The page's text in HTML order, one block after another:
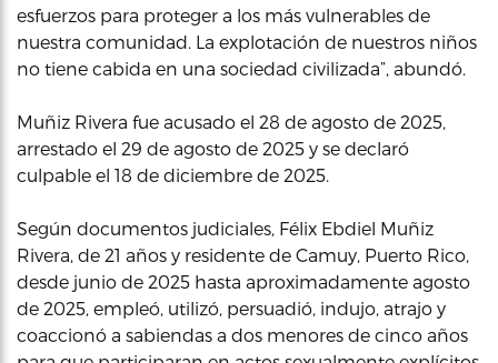
esfuerzos para proteger a los más vulnerables de
nuestra comunidad. La explotación de nuestros niños
no tiene cabida en una sociedad civilizada”, abundó.
Muñiz Rivera fue acusado el 28 de agosto de 2025,
arrestado el 29 de agosto de 2025 y se declaró
culpable el 18 de diciembre de 2025.
Según documentos judiciales, Félix Ebdiel Muñiz
Rivera, de 21 años y residente de Camuy, Puerto Rico,
desde junio de 2025 hasta aproximadamente agosto
de 2025, empleó, utilizó, persuadió, indujo, atrajo y
coaccionó a sabiendas a dos menores de cinco años